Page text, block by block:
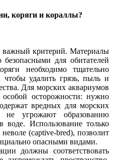
коряги и кораллы?
важный критерий. Материалы
для обитателей
необходимо тщательно
удалить грязь, пыль и
Для морских аквариумов
особой осторожности: нужно
вредных для морских
не угрожают образованию
воде. Использование только
(captive-bred), позволит
опасными видами.
должны соответствовать